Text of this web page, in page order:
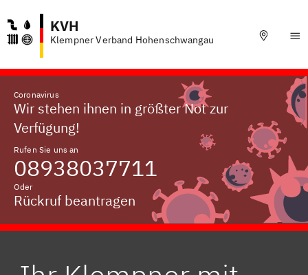
KVH
Klempner Verband Hohenschwangau
Coronavirus
Wir stehen ihnen in größter Not zur
Verfügung!
Rufen Sie uns an
08938037711
Oder
Rückruf beantragen